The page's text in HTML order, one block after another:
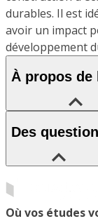
durables. Il est
avoir un impact
développement
À propos de
Des
Où vos études